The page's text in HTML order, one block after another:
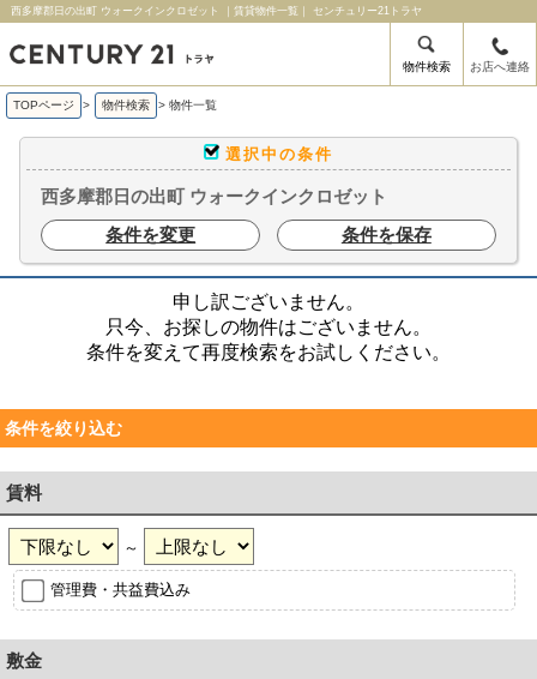
西多摩郡日の出町 ウォークインクロゼット ｜賃貸物件一覧｜ センチュリー21トラヤ
物件検索 お店へ連絡
TOPページ > 物件検索 > 物件一覧
選択中の条件
西多摩郡日の出町 ウォークインクロゼット
条件を変更
条件を保存
申し訳ございません。
只今、お探しの物件はございません。
条件を変えて再度検索をお試しください。
条件を絞り込む
賃料
～
管理費・共益費込み
敷金